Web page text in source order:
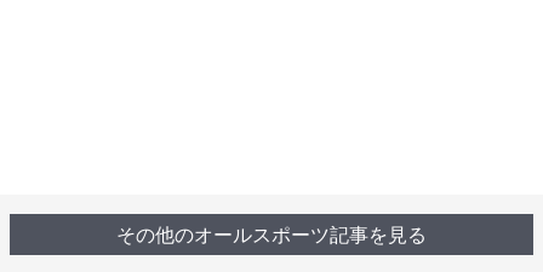
その他のオールスポーツ記事を見る